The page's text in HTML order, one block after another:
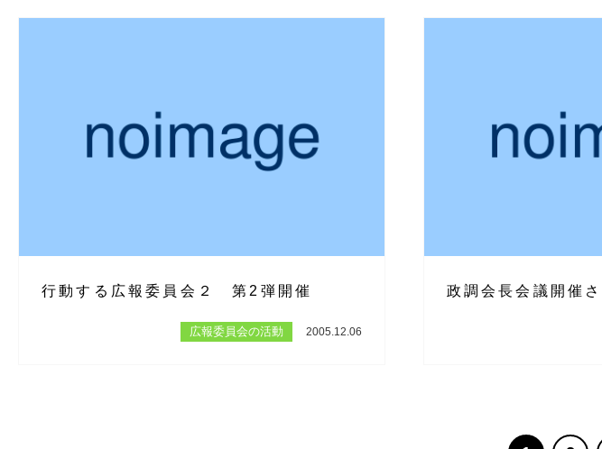
行動する広報委員会２ 第2弾開催
広報委員会の活動 2005.12.06
政調会長会議開催さ